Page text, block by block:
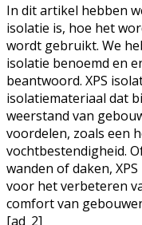
In dit artikel hebben
isolatie is, hoe het
wordt gebruikt. We
isolatie benoemd en
beantwoord. XPS
isolatiemateriaal dat
weerstand van
voordelen, zoals een
vochtbestendigheid.
wanden of daken,
voor het verbeteren
comfort van
[ad_2]